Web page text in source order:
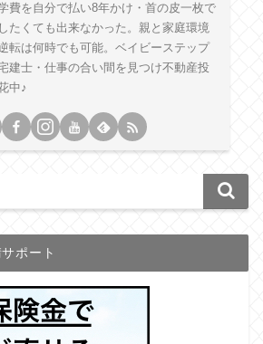
費を自分で払い8年かけ・首の皮一枚で
たくても出来なかった。親と家庭環境
転は何時でも可能。ベイビーステップ
建士・仕事の合い間を見つけ不動産投
中♪
ポート